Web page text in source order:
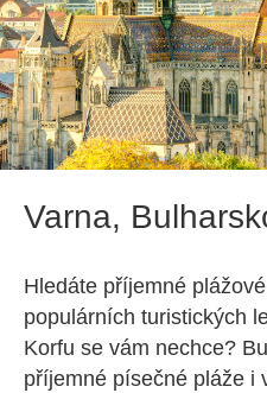
Varna,
Hledáte příjemné
populárních turistických
Korfu se vám nechce?
příjemné písečné pláže i